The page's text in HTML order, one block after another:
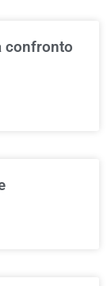
confronto